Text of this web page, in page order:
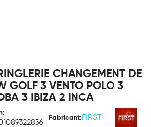
CHANGEMENT DE
GOLF 3 VENTO POLO 3
3 IBIZA 2 INCA
Fabricant: FIRST